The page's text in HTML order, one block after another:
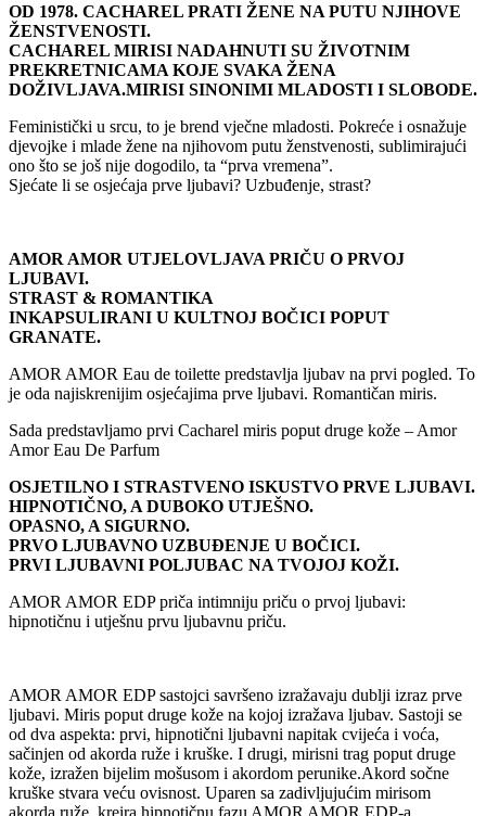
OD 1978. CACHAREL PRATI ŽENE NA PUTU NJIHOVE
ŽENSTVENOSTI.
CACHAREL MIRISI NADAHNUTI SU ŽIVOTNIM
PREKRETNICAMA KOJE SVAKA ŽENA
DOŽIVLJAVA.MIRISI SINONIMI MLADOSTI I SLOBODE.
Feministički u srcu, to je brend vječne mladosti. Pokreće i osnažuje
djevojke i mlade žene na njihovom putu ženstvenosti, sublimirajući
ono što se još nije dogodilo, ta “prva vremena”.
Sjećate li se osjećaja prve ljubavi? Uzbuđenje, strast?
AMOR AMOR UTJELOVLJAVA PRIČU O PRVOJ
LJUBAVI.
STRAST & ROMANTIKA
INKAPSULIRANI U KULTNOJ BOČICI POPUT
GRANATE.
AMOR AMOR Eau de toilette predstavlja ljubav na prvi pogled. To
je oda najiskrenijim osjećajima prve ljubavi. Romantičan miris.
Sada predstavljamo prvi Cacharel miris poput druge kože – Amor
Amor Eau De Parfum
OSJETILNO I STRASTVENO ISKUSTVO PRVE LJUBAVI.
HIPNOTIČNO, A DUBOKO UTJEŠNO.
OPASNO, A SIGURNO.
PRVO LJUBAVNO UZBUĐENJE U BOČICI.
PRVI LJUBAVNI POLJUBAC NA TVOJOJ KOŽI.
AMOR AMOR EDP priča intimniju priču o prvoj ljubavi:
hipnotičnu i utješnu prvu ljubavnu priču.
AMOR AMOR EDP sastojci savršeno izražavaju dublji izraz prve
ljubavi. Miris poput druge kože na kojoj izražava ljubav. Sastoji se
od dva aspekta: prvi, hipnotični ljubavni napitak cvijeća i voća,
sačinjen od akorda ruže i kruške. I drugi, mirisni trag poput druge
kože, izražen bijelim mošusom i akordom perunike.Akord sočne
kruške stvara veću ovisnost. Uparen sa zadivljujućim mirisom
akorda ruže, kreira hipnotičnu fazu AMOR AMOR EDP-a.